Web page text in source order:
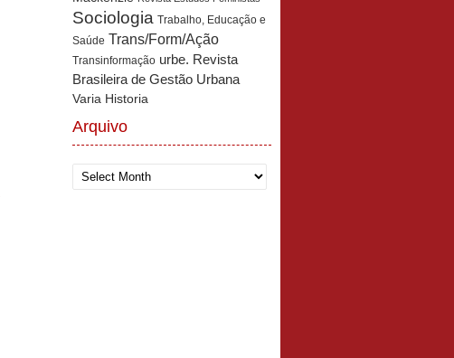
Sociologia Trabalho, Educação e
Saúde Trans/Form/Ação
Transinformação urbe. Revista
Brasileira de Gestão Urbana
Varia Historia
Arquivo
Arquivo